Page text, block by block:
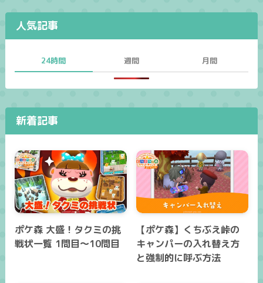
人気記事
24時間 週間 月間
新着記事
ポケ森 大盛！タクミの挑
戦状一覧 1問目～10問目
【ポケ森】くちぶえ峠の
キャンパーの入れ替え方
と強制的に呼ぶ方法